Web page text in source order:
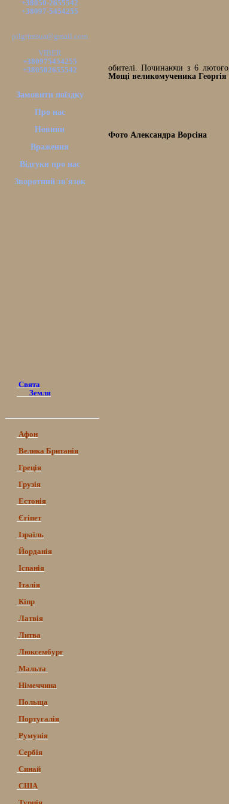
+38050-2655542
+38097-5454255
pilgrimsua@gmail.com
VIBER
+380975454255
+380502655542
Замовити поїздку
Про нас
Новини
Враження
Відгуки про нас
Зворотний зв'язок
Свята
Земля
Афон
Велика Британія
Греція
Грузія
Естонія
Єгіпет
Ізраїль
Йорданія
Іспанія
Італія
Кіпр
Латвія
Литва
Люксембург
Мальта
Німеччина
Польща
Португалія
Румунія
Сербія
Синай
США
обителі. Починаючи з 6
Мощі великомученика Георгія
Фото Александра Ворсіна